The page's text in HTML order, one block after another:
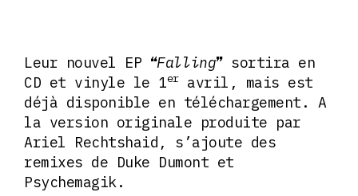
Leur nouvel EP “Falling”sortira en
CD et vinyle le 1eravril, mais est
déjà disponible en téléchargement. A
la version originale produite par
Ariel Rechtshaid, s’ajoute des
remixes de Duke Dumont et
Psychemagik.